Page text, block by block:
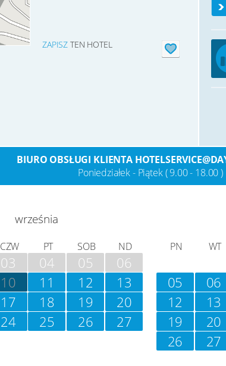
ZAPISZ TEN HOTEL
BIURO OBSŁUGI KLIENTA
Poniedziałek - Piątek ( 9.00 - 18.00 )
września
CZW PT SOB ND
03 04 05
06
10 11 12
13
17 18 19
20
24 25 26
27
PN WT
05
06
12
13
19
20
26
27